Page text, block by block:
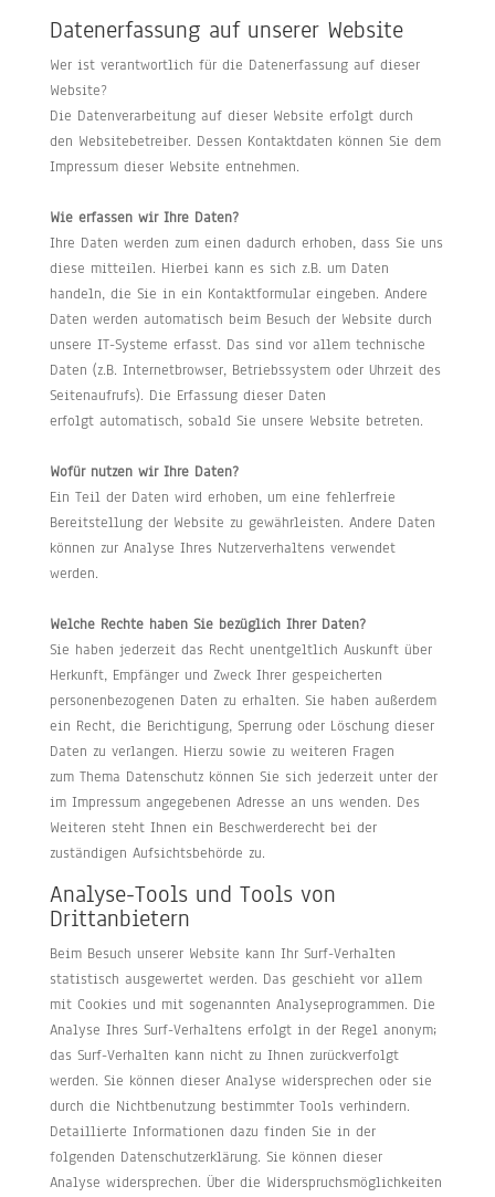
Datenerfassung auf unserer Website
Wer ist verantwortlich für die Datenerfassung auf dieser
Website?
Die Datenverarbeitung auf dieser Website erfolgt durch
den Websitebetreiber. Dessen Kontaktdaten können Sie dem
Impressum dieser Website entnehmen.
Wie erfassen wir Ihre Daten?
Ihre Daten werden zum einen dadurch erhoben, dass Sie uns
diese mitteilen. Hierbei kann es sich z.B. um Daten
handeln, die Sie in ein Kontaktformular eingeben. Andere
Daten werden automatisch beim Besuch der Website durch
unsere IT-Systeme erfasst. Das sind vor allem technische
Daten (z.B. Internetbrowser, Betriebssystem oder Uhrzeit des
Seitenaufrufs). Die Erfassung dieser Daten
erfolgt automatisch, sobald Sie unsere Website betreten.
Wofür nutzen wir Ihre Daten?
Ein Teil der Daten wird erhoben, um eine fehlerfreie
Bereitstellung der Website zu gewährleisten. Andere Daten
können zur Analyse Ihres Nutzerverhaltens verwendet
werden.
Welche Rechte haben Sie bezüglich Ihrer Daten?
Sie haben jederzeit das Recht unentgeltlich Auskunft über
Herkunft, Empfänger und Zweck Ihrer gespeicherten
personenbezogenen Daten zu erhalten. Sie haben außerdem
ein Recht, die Berichtigung, Sperrung oder Löschung dieser
Daten zu verlangen. Hierzu sowie zu weiteren Fragen
zum Thema Datenschutz können Sie sich jederzeit unter der
im Impressum angegebenen Adresse an uns wenden. Des
Weiteren steht Ihnen ein Beschwerderecht bei der
zuständigen Aufsichtsbehörde zu.
Analyse-Tools und Tools von
Drittanbietern
Beim Besuch unserer Website kann Ihr Surf-Verhalten
statistisch ausgewertet werden. Das geschieht vor allem
mit Cookies und mit sogenannten Analyseprogrammen. Die
Analyse Ihres Surf-Verhaltens erfolgt in der Regel anonym;
das Surf-Verhalten kann nicht zu Ihnen zurückverfolgt
werden. Sie können dieser Analyse widersprechen oder sie
durch die Nichtbenutzung bestimmter Tools verhindern.
Detaillierte Informationen dazu finden Sie in der
folgenden Datenschutzerklärung. Sie können dieser
Analyse widersprechen. Über die Widerspruchsmöglichkeiten